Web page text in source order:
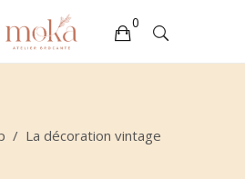
0
/ La décoration vintage